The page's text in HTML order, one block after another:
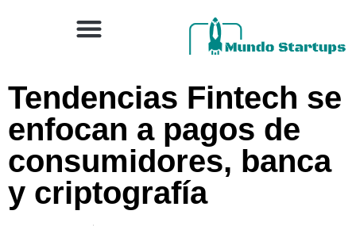
Tendencias Fintech se
enfocan a pagos de
consumidores, banca
y criptografía